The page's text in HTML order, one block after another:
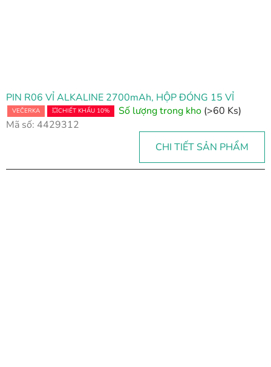
h
ẩ
m
PIN R06 VỈ ALKALINE 2700mAh, HỘP ĐÓNG 15 VỈ
VEČERKA 💥CHIẾT KHẤU 10% Số lượng trong kho (>60 Ks)
Mã số: 4429312
CHI TIẾT SẢN PHẨM